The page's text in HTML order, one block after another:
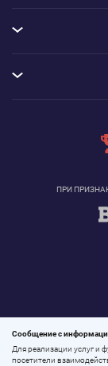
ПРИ
Сообщение с
Для реализации услуг и
посетители